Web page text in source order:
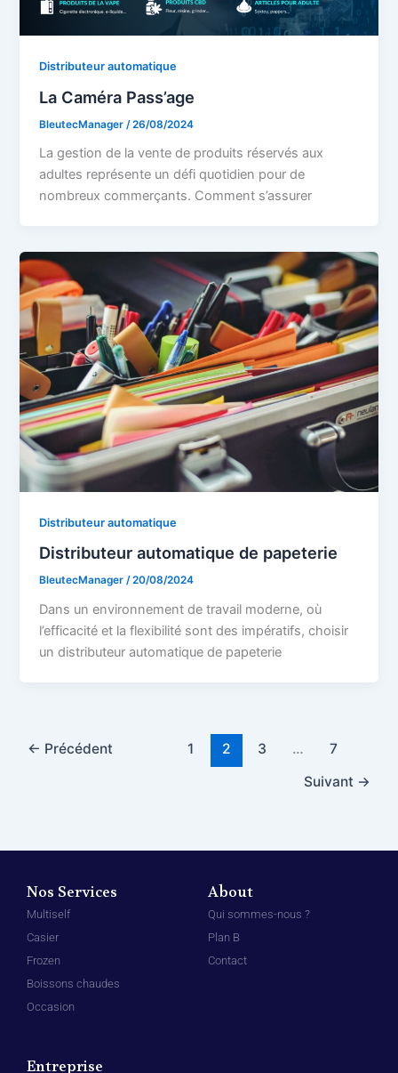
Distributeur automatique
La Caméra Pass’age
BleutecManager /26/08/2024
La gestion de la vente de produits réservés aux
adultes représente un défi quotidien pour de
nombreux commerçants. Comment s’assurer
Distributeur automatique
Distributeur automatique de papeterie
BleutecManager/20/08/2024
Dans un environnement de travail moderne, où
l’efficacité et la flexibilité sont des impératifs, choisir
un distributeur automatique de papeterie
← Précédent 1 2 3 …
7
Suivant →
Nos Services
Multiself
Casier
Frozen
Boissons chaudes
Occasion
About
Qui sommes-nous ?
Plan B
Contact